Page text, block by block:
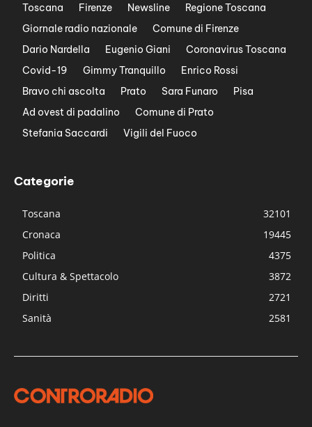
Toscana Firenze Newsline
Regione Toscana
Giornale radio nazionale
Comune di Firenze
Dario Nardella
Eugenio Giani
Coronavirus Toscana
Covid-19
Gimmy Tranquillo
Enrico Rossi
Bravo chi ascolta
Prato Sara Funaro
Pisa
Ad ovest di padalino
Comune di Prato
Stefania Saccardi
Vigili del Fuoco
Categorie
Toscana
32101
Cronaca
19445
Politica
4375
Cultura & Spettacolo
3872
Diritti
2721
Sanità
2581